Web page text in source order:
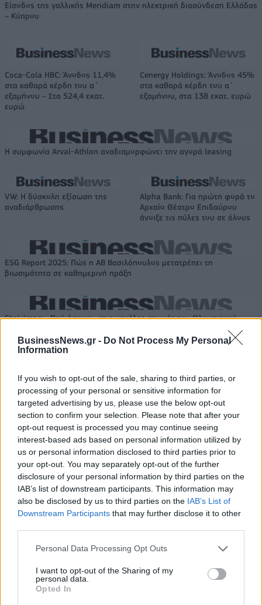
BusinessNews.gr - Do Not Process My Personal
Information
If you wish to opt-out of the sale, sharing to third parties, or
processing of your personal or sensitive information for
targeted advertising by us, please use the below opt-out
section to confirm your selection. Please note that after your
opt-out request is processed you may continue seeing
interest-based ads based on personal information utilized by
us or personal information disclosed to third parties prior to
your opt-out. You may separately opt-out of the further
disclosure of your personal information by third parties on the
IAB’s list of downstream participants. This information may
also be disclosed by us to third parties on the IAB’s List of
Downstream Participants that may further disclose it to other
Personal Data Processing Opt Outs
I want to opt-out of the Sharing of my
personal data.
Opted In
Είσοδος της γαλλικής Meridiam στην ηλεκτρική διασύνδεση Ελλάδας
– Κύπρου
Coca-Cola HBC: Άνοδος 11,4%
στα καθαρά κέρδη του α΄
εξαμήνου – Στα 524,4 εκατ.
ευρώ
Cenergy Holdings: Άνοδος 45%
στα καθαρά κέρδη του α΄
εξαμήνου, στα 138 εκατ. ευρώ
Η συμφωνία Arval-Athlon αναδιαμορφώνει την αγορά leasing
VW: Η δύσκολη εξίσωση της
αναδιάρθρωσης
Alpha Bank: Για πρώτη φορά το
Αρχαίο Θέατρο Επιδαύρου
άνοιξε τις πύλες του σε όλους
ESG Report 2025: Πώς η ΑΒ Βασιλόπουλος μετατρέπει τη
βιωσιμότητα σε καθημερινή πράξη
Stoiximan: «Πού ήσουν;» στις μεγάλες στιγμές του Ολυμπιακού
ΠΕΡΙΣΣΌΤΕΡΑ ΣΕ ΑΥΤΉ ΤΗΝ ΚΑΤΗΓΟΡΊΑ
Η Επιτροπή Εποπτείας και
Ελέγχου Παιγνίων στην
Beyond 2024
Χρηματιστήριο: Άνοδος
0,71%, στις 1430 μονάδες